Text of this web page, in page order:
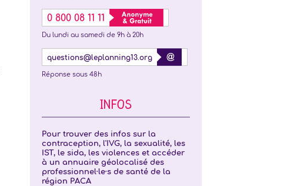
0 800 08 11 11
Du lundi au samedi de 9h à 20h
questions@leplanning13.org
Réponse sous 48h
INFOS
Pour trouver des infos sur la
contraception, l'IVG, la sexualité, les
IST, le sida, les violences et accéder
à un annuaire géolocalisé des
professionnel·le·s de santé de la
région PACA